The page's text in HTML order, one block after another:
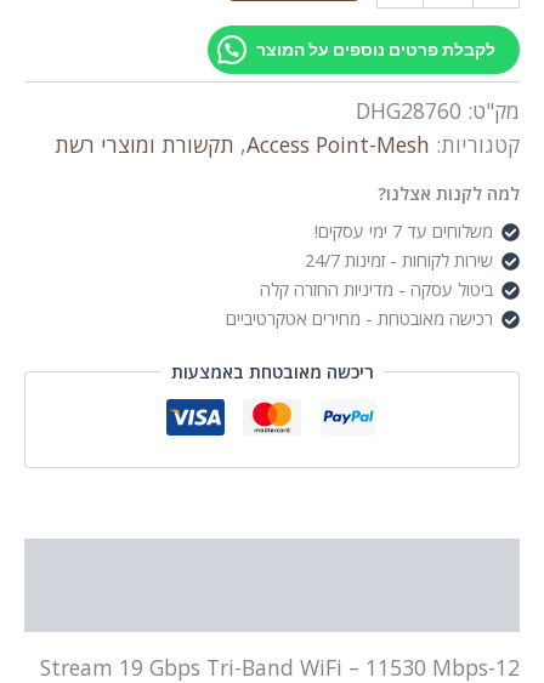
SYSTEM
Deco
2
pack
WiFi
7
LINK
לקבלת פרטים נוספים על המוצר
מק"ט: DHG28760
קטגוריות: Access Point-Mesh
, תקשורת ומוצרי רשת
למה לקנות אצלנו?
משלוחים עד 7 ימי עסקים!
שירות לקוחות - זמינות 24/7
ביטול עסקה - מדיניות החזרה קלה
רכישה מאובטחת - מחירים אטקרטיביים
ריכשה מאובטחת באמצעות
12-Stream 19 Gbps Tri-Band WiFi – 11530 Mbps